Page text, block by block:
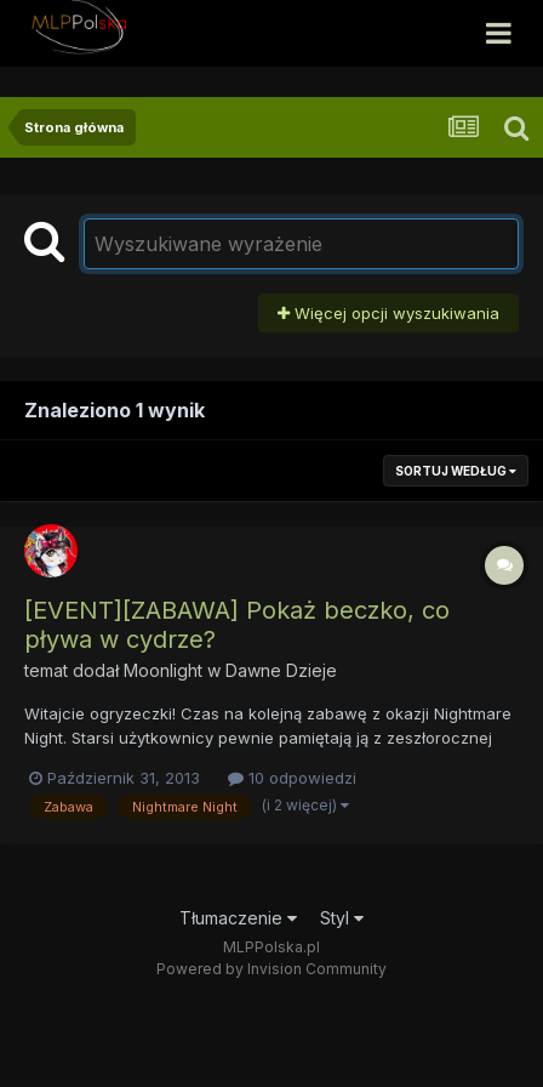
Strona główna
Więcej opcji wyszukiwania
Znaleziono 1 wynik
SORTUJ WEDŁUG
[EVENT][ZABAWA] Pokaż beczko, co
pływa w cydrze?
temat dodałMoonlight w Dawne Dzieje
Witajcie ogryzeczki! Czas na kolejną zabawę z okazji Nightmare
Night. Starsi użytkownicy pewnie pamiętają ją z zeszłorocznej
beczki po cydrze niezwyczajnych przedmiotów. W pierwszym
poście znajduje się lista rzeczy, które można wyło...
Październik 31, 2013 10 odpowiedzi
Zabawa Nightmare Night (i 2 więcej)
Tłumaczenie Styl
MLPPolska.pl
Powered by Invision Community